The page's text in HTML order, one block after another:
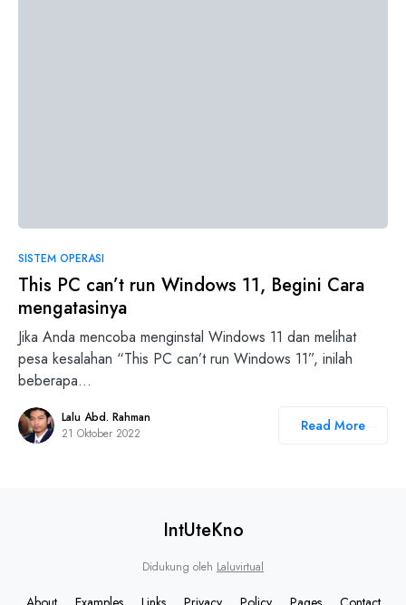
SISTEM OPERASI
This PC can’t run Windows 11, Begini Cara
mengatasinya
Jika Anda mencoba menginstal Windows 11 dan melihat
pesa kesalahan “This PC can’t run Windows 11”, inilah
beberapa…
Lalu Abd. Rahman
21 Oktober 2022
Read More
IntUteKno
Didukung oleh Laluvirtual